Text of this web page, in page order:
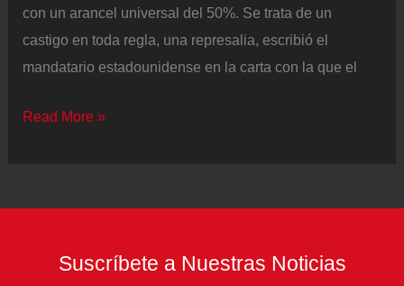
con un arancel universal del 50%. Se trata de un
castigo en toda regla, una represalia, escribió el
mandatario estadounidense en la carta con la que el
Lula
Read More »
Suscríbete a Nuestras Noticias